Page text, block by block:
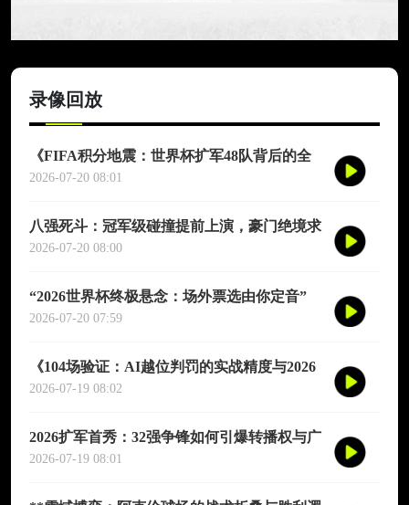
录像回放
《FIFA积分地震：世界杯扩军48队背后的全
球足球版图暗战》
2026-07-20 08:01
八强死斗：冠军级碰撞提前上演，豪门绝境求
生
2026-07-20 08:00
“2026世界杯终极悬念：场外票选由你定音”
2026-07-20 07:59
《104场验证：AI越位判罚的实战精度与2026
世界杯规则重构》
2026-07-19 08:02
2026扩军首秀：32强争锋如何引爆转播权与广
告的万亿美元新格局
2026-07-19 08:01